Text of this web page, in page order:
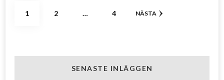
Sidnumrering
SIDA
1 SIDA
2 … SIDA
4 NÄSTA
SENASTE INLÄGGEN